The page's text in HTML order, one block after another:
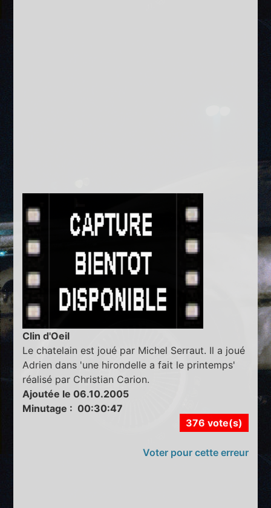
Clin d'Oeil
Le chatelain est joué par Michel Serraut. Il a joué
Adrien dans 'une hirondelle a fait le printemps'
réalisé par Christian Carion.
Ajoutée le 06.10.2005
Minutage : 00:30:47
376 vote(s)
Voter pour cette erreur